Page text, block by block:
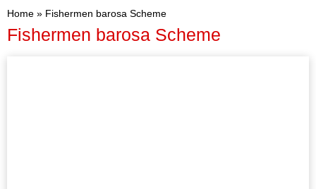
Home » Fishermen barosa Scheme
Fishermen barosa Scheme